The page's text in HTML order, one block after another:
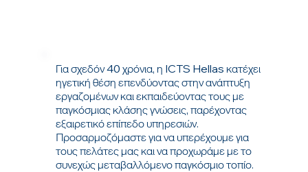
Για σχεδόν 40 χρόνια, η ICTS Hellas κατέχει
ηγετική θέση επενδύοντας στην ανάπτυξη
εργαζομένων και εκπαιδεύοντας τους με
παγκόσμιας κλάσης γνώσεις, παρέχοντας
εξαιρετικό επίπεδο υπηρεσιών.
Προσαρμοζόμαστε για να υπερέχουμε για
τους πελάτες μας και να προχωράμε με το
συνεχώς μεταβαλλόμενο παγκόσμιο τοπίο.